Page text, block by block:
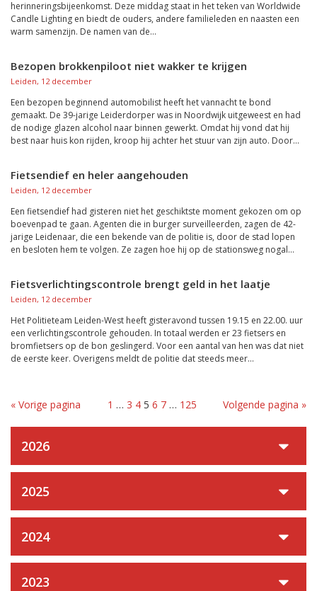
herinneringsbijeenkomst. Deze middag staat in het teken van Worldwide
Candle Lighting en biedt de ouders, andere familieleden en naasten een
warm samenzijn. De namen van de...
Bezopen brokkenpiloot niet wakker te krijgen
Leiden, 12 december
Een bezopen beginnend automobilist heeft het vannacht te bond
gemaakt. De 39-jarige Leiderdorper was in Noordwijk uitgeweest en had
de nodige glazen alcohol naar binnen gewerkt. Omdat hij vond dat hij
best naar huis kon rijden, kroop hij achter het stuur van zijn auto. Door...
Fietsendief en heler aangehouden
Leiden, 12 december
Een fietsendief had gisteren niet het geschiktste moment gekozen om op
boevenpad te gaan. Agenten die in burger surveilleerden, zagen de 42-
jarige Leidenaar, die een bekende van de politie is, door de stad lopen
en besloten hem te volgen. Ze zagen hoe hij op de stationsweg nogal...
Fietsverlichtingscontrole brengt geld in het laatje
Leiden, 12 december
Het Politieteam Leiden-West heeft gisteravond tussen 19.15 en 22.00. uur
een verlichtingscontrole gehouden. In totaal werden er 23 fietsers en
bromfietsers op de bon geslingerd. Voor een aantal van hen was dat niet
de eerste keer. Overigens meldt de politie dat steeds meer...
« Vorige pagina 1 … 3 4 5 6 7 … 125 Volgende pagina »
2026
2025
2024
2023